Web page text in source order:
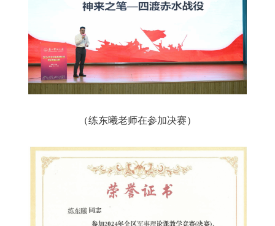
（练东曦老师在参加决赛）